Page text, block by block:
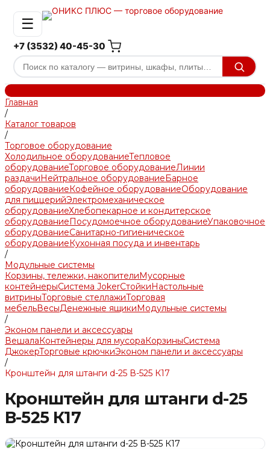
☰
+7 (3532) 40-45-30
Главная
/
Каталог товаров
/
Торговое оборудование
Холодильное оборудованиеТепловое
оборудованиеТорговое оборудованиеЛинии
раздачиНейтральное оборудованиеБарное
оборудованиеКофейное оборудованиеОборудование
для пиццерийЭлектромеханическое
оборудованиеХлебопекарное и кондитерское
оборудованиеПосудомоечное оборудованиеУпаковочное
оборудованиеСанитарно-гигиеническое
оборудованиеКухонная посуда и инвентарь
/
Модульные системы
Корзины, тележки, накопителиМусорные
контейнерыСистема JokerСтойкиНастольные
витриныТорговые стеллажиТорговая
мебельВесыДенежные ящикиМодульные системы
/
Эконом панели и аксессуары
ВешалаКонтейнеры для мусораКорзиныСистема
ДжокерТорговые крючкиЭконом панели и аксессуары
/
Кронштейн для штанги d-25 В-525 К17
Кронштейн для штанги d-25
В-525 К17